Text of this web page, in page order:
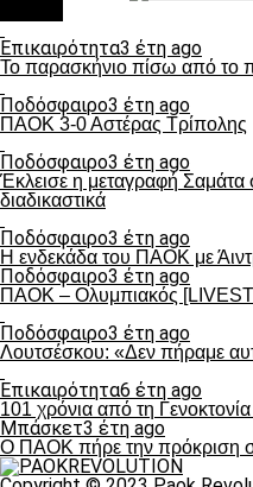
Επικαιρότητα3 έτη ago
Το παρασκήνιο πίσω από το
Ποδόσφαιρο3 έτη ago
ΠΑΟΚ 3-0 Αστέρας Τρίπολης
Ποδόσφαιρο3 έτη ago
Έκλεισε η μεταγραφή
διαδικαστικά
Ποδόσφαιρο3 έτη ago
Η ενδεκάδα του ΠΑΟΚ με
Ποδόσφαιρο3 έτη ago
ΠΑΟΚ – Ολυμπιακός
Ποδόσφαιρο3 έτη ago
Λουτσέσκου: «Δεν πήραμε
Επικαιρότητα6 έτη ago
101 χρόνια από τη
Μπάσκετ3 έτη ago
Ο ΠΑΟΚ πήρε την πρόκριση